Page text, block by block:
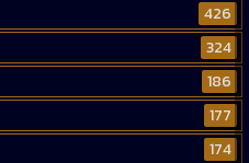
426
324
186
177
174